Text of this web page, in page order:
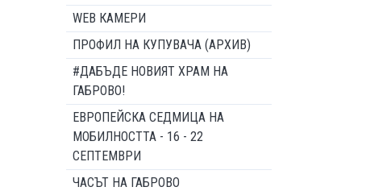
WEB КАМЕРИ
ПРОФИЛ НА КУПУВАЧА (АРХИВ)
#ДАБЪДЕ НОВИЯТ ХРАМ НА
ГАБРОВО!
ЕВРОПЕЙСКА СЕДМИЦА НА
МОБИЛНОСТТА - 16 - 22
СЕПТЕМВРИ
ЧАСЪТ НА ГАБРОВО